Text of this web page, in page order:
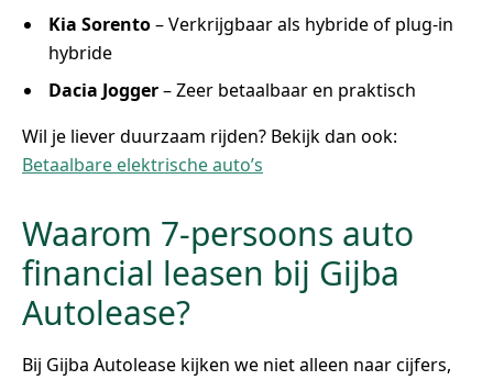
Kia Sorento– Verkrijgbaar als hybride of plug-in
hybride
Dacia Jogger– Zeer betaalbaar en praktisch
Wil je liever duurzaam rijden? Bekijk dan ook:
Betaalbare elektrische auto’s
Waarom 7-persoons auto
financial leasen bij Gijba
Autolease?
Bij Gijba Autolease kijken we niet alleen naar cijfers,